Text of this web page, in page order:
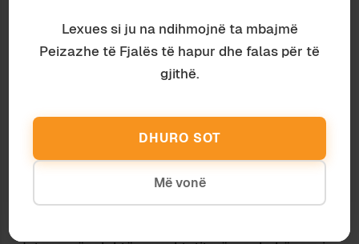
tërësisht artificiale. Ekonomia kurrsesi nuk
“rritet”, por vetëm deklarohet. Pagaxe punëtorit
mbetet po e njëjta, vit pas viti, ndërkohë që atij i
Shifrat nuk gënjejnëkurrë, përveçse, sigurisht,
kur shifrat nuk paraqesin të vërtetën. Por
përfiton nga kjo baticë fiktive?Askush tjetër
përveçse atyre që i vendosin të dhënat në
shërbim të fabrikimit të iluzioneve.
Lexues si ju na ndihmojnë ta mbajmë
Peizazhe të Fjalës të hapur dhe falas për të
gjithë.
DHURO SOT
Më vonë